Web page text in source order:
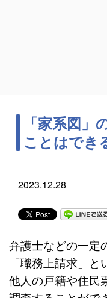
「家系図
ことはでき
2023.12.28
弁護士などの一定
「職務上請求」と
他人の戸籍や住民